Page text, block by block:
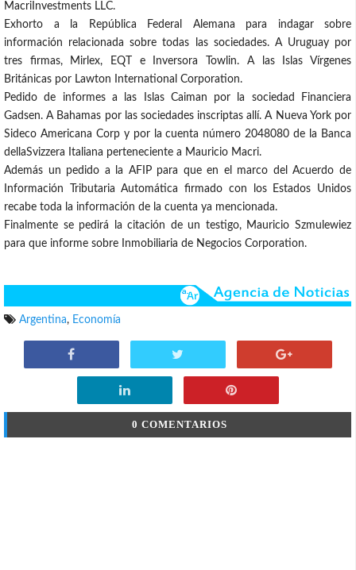
MacriInvestments LLC.
Exhorto a la República Federal Alemana para indagar sobre
información relacionada sobre todas las sociedades. A Uruguay por
tres firmas, Mirlex, EQT e Inversora Towlin. A las Islas Vírgenes
Británicas por Lawton International Corporation.
Pedido de informes a las Islas Caiman por la sociedad Financiera
Gadsen. A Bahamas por las sociedades inscriptas allí. A Nueva York por
Sideco Americana Corp y por la cuenta número 2048080 de la Banca
dellaSvizzera Italiana perteneciente a Mauricio Macri.
Además un pedido a la AFIP para que en el marco del Acuerdo de
Información Tributaria Automática firmado con los Estados Unidos
recabe toda la información de la cuenta ya mencionada.
Finalmente se pedirá la citación de un testigo, Mauricio Szmulewiez
para que informe sobre Inmobiliaria de Negocios Corporation.
Argentina, Economía
0 COMENTARIOS